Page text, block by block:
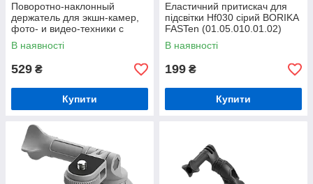
Поворотно-наклонный
держатель для экшн-камер,
фото- и видео-техники c
резьбовым соединением 3/8"
Tp038 сірий BORIKA FASTen
В наявності
529 ₴
Купити
Еластичний притискач для
підсвітки Hf030 сірий BORIKA
FASTen (01.05.010.01.02)
В наявності
199 ₴
Купити